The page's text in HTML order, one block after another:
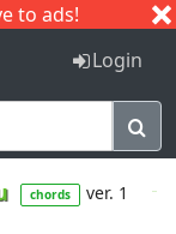
to ads!
I J
Login
chords ver. 1